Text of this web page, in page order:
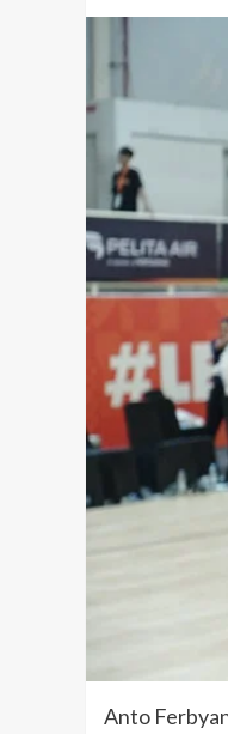
Anto